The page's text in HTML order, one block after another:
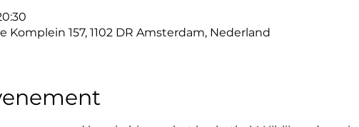
157, 1102 DR Amsterdam, Nederland